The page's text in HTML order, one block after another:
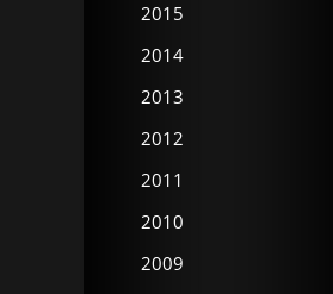
2015
2014
2013
2012
2011
2010
2009